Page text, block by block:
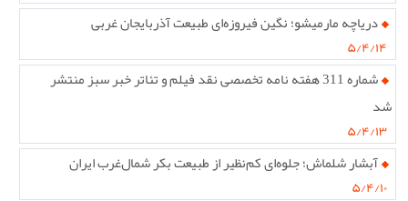
دریاچه مارمیشو؛ نگین فیروزه‌ای طبیعت آذربایجان غربی
۵/۴/۱۴
شماره 311 هفته نامه تخصصی نقد فیلم و تئاتر خبر سبز منتشر
شد
۵/۴/۱۳
آبشار شلماش؛ جلوه‌ای کم‌نظیر از طبیعت بکر شمال‌غرب ایران
۵/۴/۱۰